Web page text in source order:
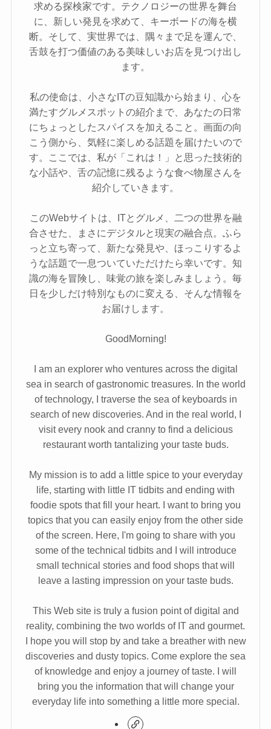
求める探検家です。テクノロジーの世界を舞台
に、新しい発見を求めて、キーボードの海を横
断。そして、実世界では、隅々まで足を運んで、
舌鼓を打つ価値のある美味しいお店を見つけ出し
ます。
私の使命は、小さなITの豆知識から始まり、心を
満たすグルメスポットの紹介まで、あなたの日常
にちょっとしたスパイスを加えること。画面の向
こう側から、気軽に楽しめる話題を届けたいので
す。ここでは、私が「これは！」と思った技術的
な小話や、舌の記憶に残るような食べ物屋さんを
紹介していきます。
このWebサイトは、ITとグルメ、二つの世界を融
合させた、まさにデジタルと現実の融合点。ふら
っと立ち寄って、新たな発見や、ほっこりするよ
うな話題で一息ついていただけたら幸いです。知
識の海を冒険し、味覚の旅を楽しみましょう。毎
日を少しだけ特別なものに変える、そんな情報を
お届けします。
GoodMorning!
I am an explorer who ventures across the digital
sea in search of gastronomic treasures. In the world
of technology, I traverse the sea of keyboards in
search of new discoveries. And in the real world, I
visit every nook and cranny to find a delicious
restaurant worth tantalizing your taste buds.
My mission is to add a little spice to your everyday
life, starting with little IT tidbits and ending with
foodie spots that fill your heart. I want to bring you
topics that you can easily enjoy from the other side
of the screen. Here, I'm going to share with you
some of the technical tidbits and I will introduce
small technical stories and food shops that will
leave a lasting impression on your taste buds.
This Web site is truly a fusion point of digital and
reality, combining the two worlds of IT and gourmet.
I hope you will stop by and take a breather with new
discoveries and dusty topics. Come explore the sea
of knowledge and enjoy a journey of taste. I will
bring you the information that will change your
everyday life into something a little more special.